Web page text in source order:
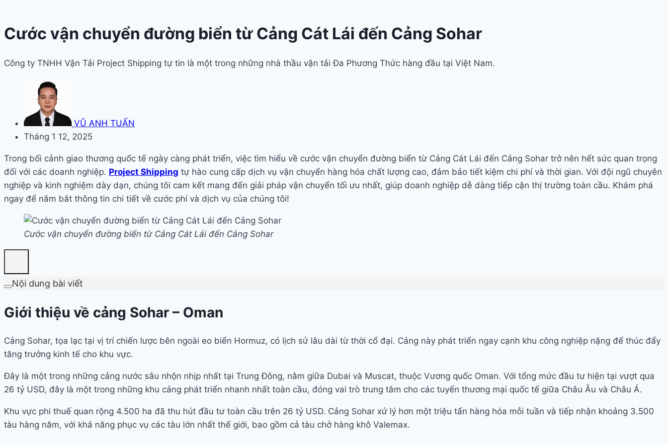
Cước vận chuyển đường biển từ Cảng Cát Lái đến Cảng Sohar
Công ty TNHH Vận Tải Project Shipping tự tin là một trong những nhà thầu vận tải Đa Phương Thức hàng đầu tại Việt Nam.
VŨ ANH TUẤN
Tháng 1 12, 2025
Trong bối cảnh giao thương quốc tế ngày càng phát triển, việc tìm hiểu về cước vận chuyển đường biển từ Cảng Cát Lái đến Cảng Sohar trở nên hết sức quan trọng
đối với các doanh nghiệp. Project Shipping tự hào cung cấp dịch vụ vận chuyển hàng hóa chất lượng cao, đảm bảo tiết kiệm chi phí và thời gian. Với đội ngũ chuyên
nghiệp và kinh nghiệm dày dạn, chúng tôi cam kết mang đến giải pháp vận chuyển tối ưu nhất, giúp doanh nghiệp dễ dàng tiếp cận thị trường toàn cầu. Khám phá
ngay để nắm bắt thông tin chi tiết về cước phí và dịch vụ của chúng tôi!
Cước vận chuyển đường biển từ Cảng Cát Lái đến Cảng Sohar
Nội dung bài viết
Giới thiệu về cảng Sohar – Oman
Cảng Sohar, tọa lạc tại vị trí chiến lược bên ngoài eo biển Hormuz, có lịch sử lâu dài từ thời cổ đại. Cảng này phát triển ngay cạnh khu công nghiệp nặng để thúc đẩy
tăng trưởng kinh tế cho khu vực.
Đây là một trong những cảng nước sâu nhộn nhịp nhất tại Trung Đông, nằm giữa Dubai và Muscat, thuộc Vương quốc Oman. Với tổng mức đầu tư hiện tại vượt qua
26 tỷ USD, đây là một trong những khu cảng phát triển nhanh nhất toàn cầu, đóng vai trò trung tâm cho các tuyến thương mại quốc tế giữa Châu Âu và Châu Á.
Khu vực phi thuế quan rộng 4.500 ha đã thu hút đầu tư toàn cầu trên 26 tỷ USD. Cảng Sohar xử lý hơn một triệu tấn hàng hóa mỗi tuần và tiếp nhận khoảng 3.500
tàu hàng năm, với khả năng phục vụ các tàu lớn nhất thế giới, bao gồm cả tàu chở hàng khô Valemax.